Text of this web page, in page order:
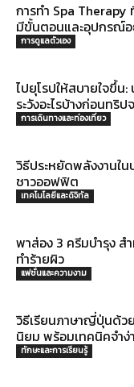
การทำ Spa
มีขั้นตอนและอุปกรณ์อ
การดูแลตัวเอง
ไปยุโรปให้สบายใจขึ้น
ระวังอะไรบ้างก่อนทริป
การเดินทางและท่องเที่ยว
วิธีประหยัดพลังงานใ
ชาวออฟฟิต
เทคโนโลยีและดิจิทัล
พาส่อง 3 ครีมบำรุง ส
ทำร้ายผิว
แฟชั่นและความงาม
วิธีเรียนภาษาญี่ปุ่นด้ว
นิยม พร้อมเทคนิคจำง่
ทักษะและการเรียนรู้